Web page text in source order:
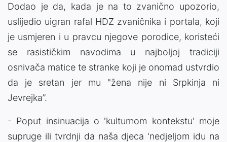
Dodao je da, kada je na to zvanično upozorio,
uslijedio uigran rafal HDZ zvaničnika i portala, koji
je usmjeren i u pravcu njegove porodice, koristeći
se rasističkim navodima u najboljoj tradiciji
osnivača matice te stranke koji je onomad ustvrdio
da je sretan jer mu "žena nije ni Srpkinja ni
Jevrejka”.
- Poput insinuacija o 'kulturnom kontekstu' moje
supruge ili tvrdnji da naša djeca 'nedjeljom idu na